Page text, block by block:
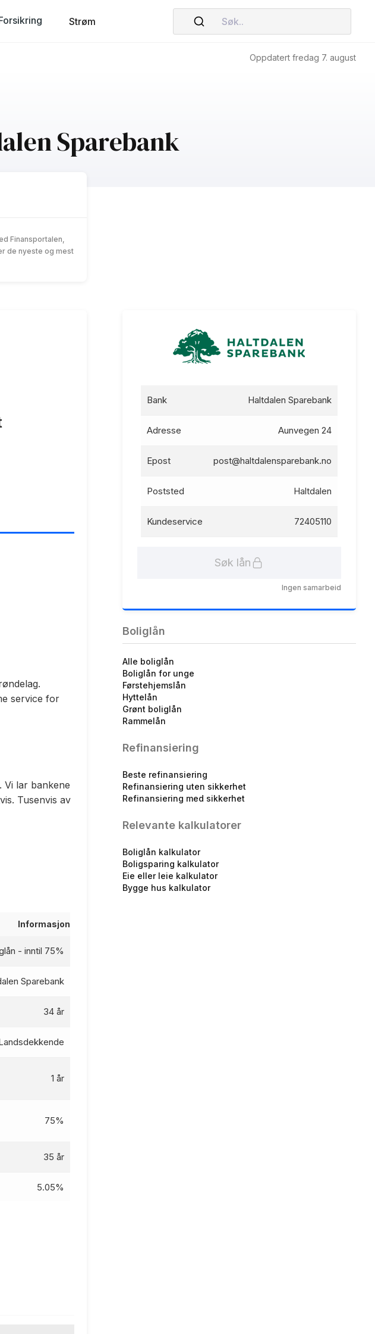
Strøm Søk..
Oppdatert fredag 7. august
Sparebank
Finansportalen,
de nyeste og mest
service for
Vi lar bankene
Tusenvis av
Informasjon
- inntil 75%
Sparebank
34 år
1 år
75%
35 år
5.05%
Bank Haltdalen Sparebank
Adresse Aunvegen 24
Epost post@haltdalensparebank.no
Poststed Haltdalen
Kundeservice 72405110
Søk lån
Ingen samarbeid
Boliglån
Alle boliglån
Boliglån for unge
Førstehjemslån
Hyttelån
Grønt boliglån
Rammelån
Refinansiering
Beste refinansiering
Refinansiering uten sikkerhet
Refinansiering med sikkerhet
Relevante kalkulatorer
Boliglån kalkulator
Boligsparing kalkulator
Eie eller leie kalkulator
Bygge hus kalkulator